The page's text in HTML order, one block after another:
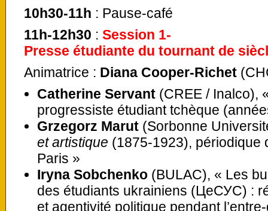
10h30-11h : Pause-café
11h-12h30 : Session 1-
Presse étudiante du tournant de
Animatrice : Diana Cooper-Richet
Catherine Servant (CREE / Inalco),
progressiste étudiant tchèque
Grzegorz Marut (Sorbonne
et artistique (1875-1923), périodique
Paris »
Iryna Sobchenko (BULAC), « Les
des étudiants ukrainiens (ЦеСУС) :
et agentivité politique pendant